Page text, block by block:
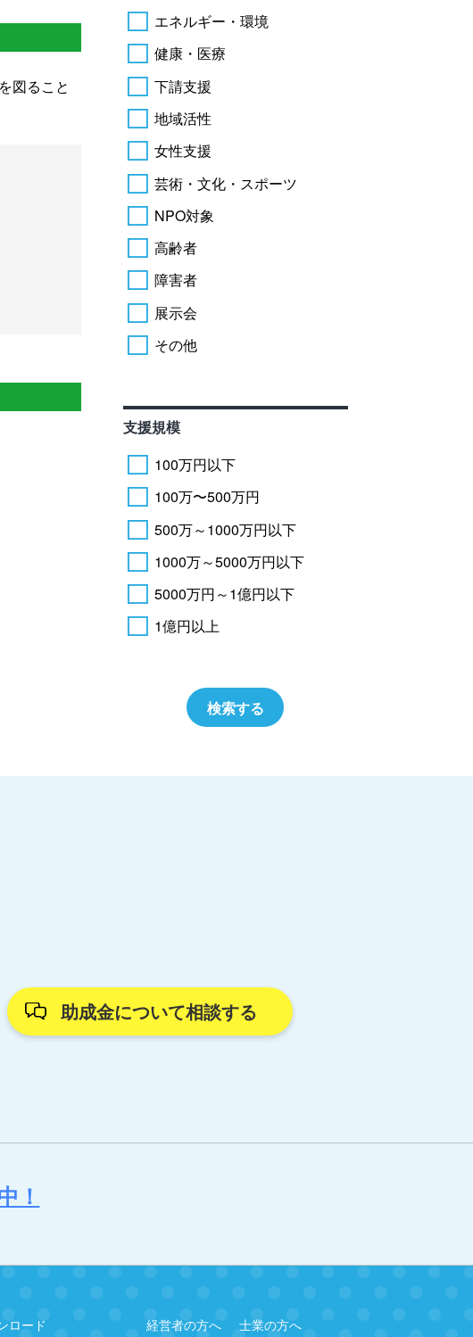
図ること
エネルギー・環境
健康・医療
下請支援
地域活性
女性支援
芸術・文化・スポーツ
NPO対象
高齢者
障害者
展示会
その他
支援規模
100万円以下
100万〜500万円
500万～1000万円以下
1000万～5000万円以下
5000万円～1億円以下
1億円以上
助成金について相談する
！
ロード 経営者の方へ 士業の方へ